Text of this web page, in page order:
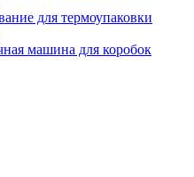
для термоупаковки
машина для коробок